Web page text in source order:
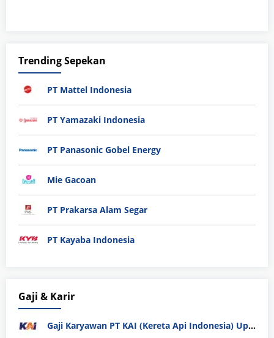
Trending Sepekan
PT Mattel Indonesia
PT Yamazaki Indonesia
PT Panasonic Gobel Energy
Mie Gacoan
PT Prakarsa Alam Segar
PT Kayaba Indonesia
Gaji & Karir
Gaji Karyawan PT KAI (Kereta Api Indonesia) Update 2025